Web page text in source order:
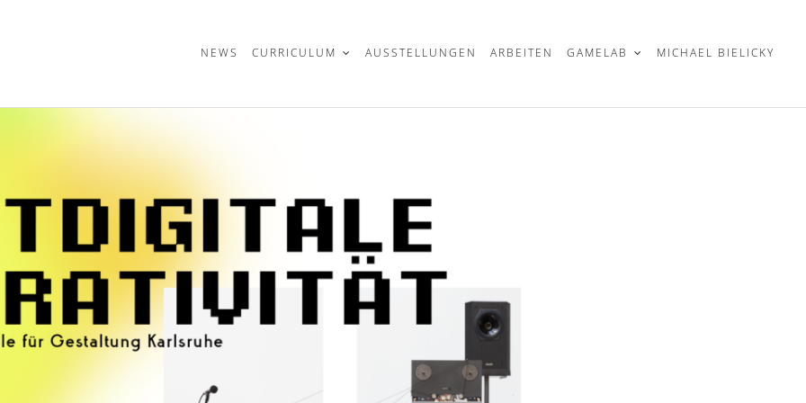
NEWS CURRICULUM AUSSTELLUNGEN ARBEITEN GAMELAB MICHAEL BIELICKY